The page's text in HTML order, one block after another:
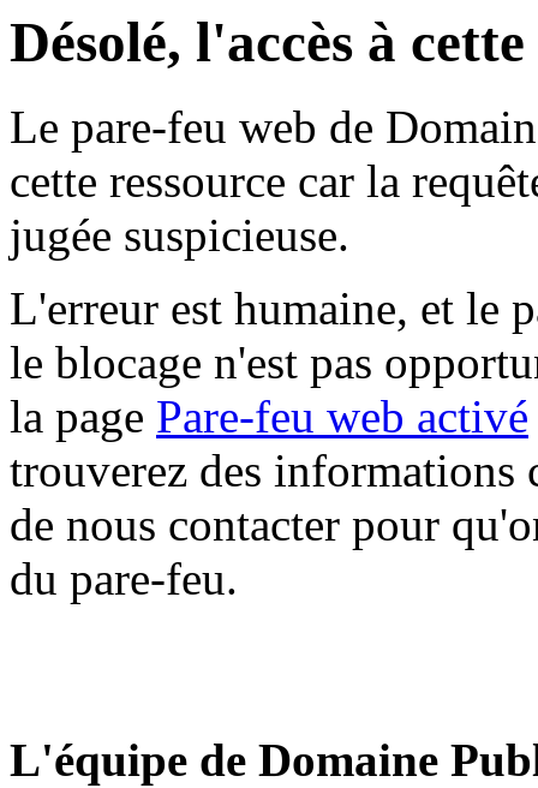
Désolé, l'accès à
Le pare-feu web de
cette ressource car la
jugée suspicieuse.
L'erreur est humaine, et le
le blocage n'est pas
la page Pare-feu web activé
trouverez des informations
de nous contacter pour
du pare-feu.
L'équipe de Domaine